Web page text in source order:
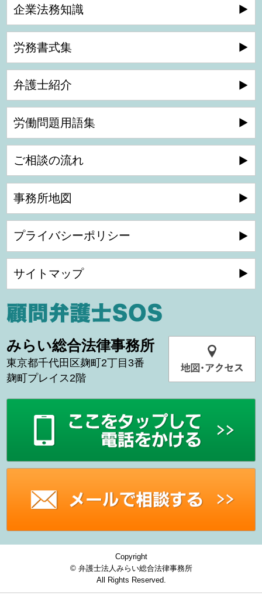
企業法務知識
労務書式集
弁護士紹介
労働問題用語集
ご相談の流れ
事務所地図
プライバシーポリシー
サイトマップ
みらい総合法律事務所
東京都千代田区麹町2丁目3番
麹町プレイス2階
Copyright
© 弁護士法人みらい総合法律事務所
All Rights Reserved.